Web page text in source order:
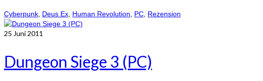
Cyberpunk, Deus Ex, Human Revolution, PC, Rezension
25 Juni 2011
Dungeon Siege 3 (PC)